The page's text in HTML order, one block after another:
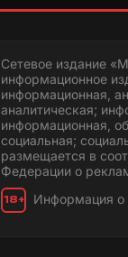
Сетевое издание
информационное
информационная,
аналитическая;
информационная,
социальная;
размещается в
Федерации о
18+ Информация о